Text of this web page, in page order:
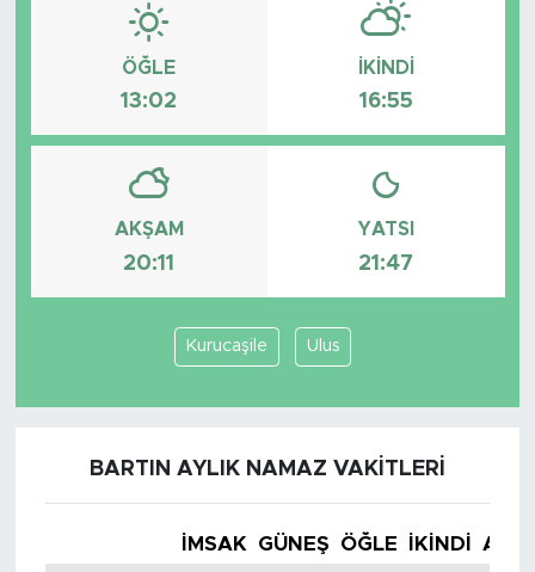
ÖĞLE
13:02
İKINDI
16:55
AKŞAM
20:11
YATSI
21:47
Kurucaşile Ulus
BARTIN AYLIK NAMAZ VAKITLERI
İMSAK GÜNEŞ ÖĞLE İKINDI